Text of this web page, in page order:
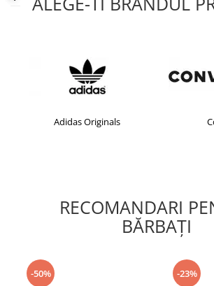
Adidas Originals
RECOMANDARI
BĂRBAŢI
-50% -23%